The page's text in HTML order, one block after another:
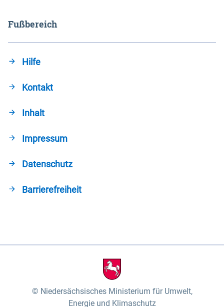
Fußbereich
Hilfe
Kontakt
Inhalt
Impressum
Datenschutz
Barrierefreiheit
Niedersächsisches Ministerium für Umwelt,
Energie und Klimaschutz